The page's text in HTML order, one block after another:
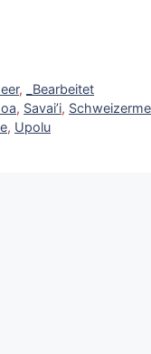
,
_Bearbeitet
, Savai’i,
, Upolu